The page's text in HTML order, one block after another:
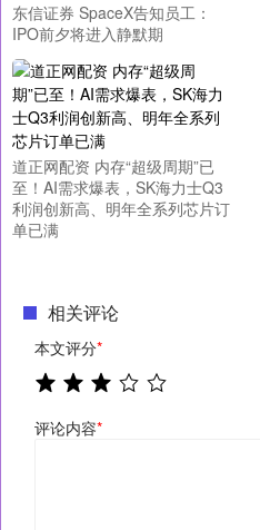
东信证券 SpaceX告知员工：
IPO前夕将进入静默期
道正网配资 内存“超级周期”已
至！AI需求爆表，SK海力士Q3
利润创新高、明年全系列芯片订
单已满
相关评论
本文评分*
评论内容*